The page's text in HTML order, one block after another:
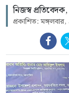
নিজস্ব
প্রকাশিত: